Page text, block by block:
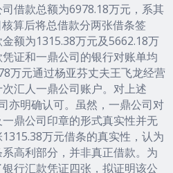
借款总额为6978.18万元，系其
算后将总借款分两张借条签
额为1315.38万元及5662.18万
证和一鼎公司的银行对账单均
万元通过杨亚芬丈夫王飞龙经营
汇人一鼎公司账户。对上述
亦明确认可。虽然，一鼎公司对
鼎公司印章的形式真实性并无
万元借条的真实性，认为
高利部分，并非真正借款。为
行汇款凭证四张，拟证明该公